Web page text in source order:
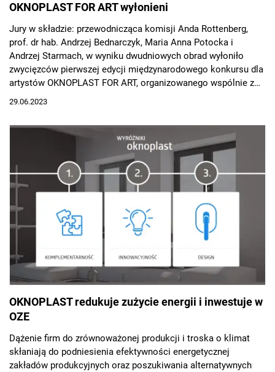
OKNOPLAST FOR ART wyłonieni
Jury w składzie: przewodnicząca komisji Anda Rottenberg,
prof. dr hab. Andrzej Bednarczyk, Maria Anna Potocka i
Andrzej Starmach, w wyniku dwudniowych obrad wyłoniło
zwycięzców pierwszej edycji międzynarodowego konkursu dla
artystów OKNOPLAST FOR ART, organizowanego wspólnie z
Muzeum Sztuki Współczesnej w Krakowie MOCAK.
29.06.2023
OKNOPLAST redukuje zużycie energii i inwestuje w
OZE
Dążenie firm do zrównoważonej produkcji i troska o klimat
skłaniają do podniesienia efektywności energetycznej
zakładów produkcyjnych oraz poszukiwania alternatywnych